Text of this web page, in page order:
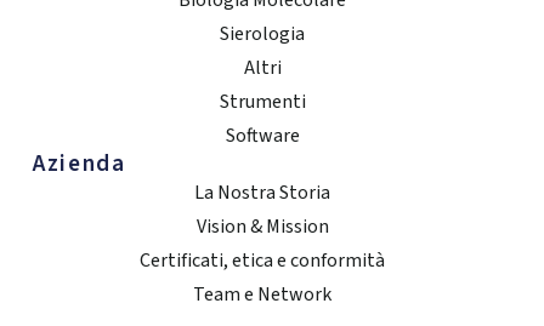
Azienda
La Nostra Storia
Vision & Mission
Certificati, etica e conformità
Team e Network
Sierologia
Altri
Strumenti
Software